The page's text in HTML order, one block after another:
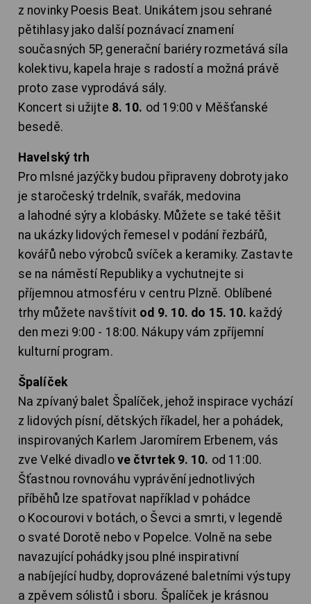
z novinky Poesis Beat. Unikátem jsou sehrané
pětihlasy jako další poznávací znamení
současných 5P, generační bariéry rozmetává síla
kolektivu, kapela hraje s radostí a možná právě
proto zase vyprodává sály.
Koncert si užijte 8. 10. od 19:00 v Měšťanské
besedě.
Havelský trh
Pro mlsné jazýčky budou připraveny dobroty jako
je staročeský trdelník, svařák, medovina
a lahodné sýry a klobásky. Můžete se také těšit
na ukázky lidových řemesel v podání řezbářů,
kovářů nebo výrobců svíček a keramiky. Zastavte
se na náměstí Republiky a vychutnejte si
příjemnou atmosféru v centru Plzně. Oblíbené
trhy můžete navštívit od 9. 10. do 15. 10. každý
den mezi 9:00 - 18:00. Nákupy vám zpříjemní
kulturní program.
Špalíček
Na zpívaný balet Špalíček, jehož inspirace vychází
z lidových písní, dětských říkadel, her a pohádek,
inspirovaných Karlem Jaromírem Erbenem, vás
zve Velké divadlo ve čtvrtek 9. 10. od 11:00.
Šťastnou rovnováhu vyprávění jednotlivých
příběhů lze spatřovat například v pohádce
o Kocourovi v botách, o Ševci a smrti, v legendě
o svaté Dorotě nebo v Popelce. Volně na sebe
navazující pohádky jsou plné inspirativní
a nabíjející hudby, doprovázené baletními výstupy
a zpěvem sólistů i sboru. Špalíček je krásnou